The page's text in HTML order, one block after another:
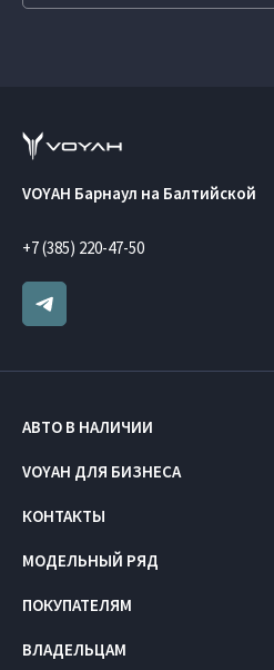
VOYAH Барнаул на Балтийской
+7 (385) 220-47-50
АВТО В НАЛИЧИИ
VOYAH ДЛЯ БИЗНЕСА
КОНТАКТЫ
МОДЕЛЬНЫЙ РЯД
ПОКУПАТЕЛЯМ
ВЛАДЕЛЬЦАМ